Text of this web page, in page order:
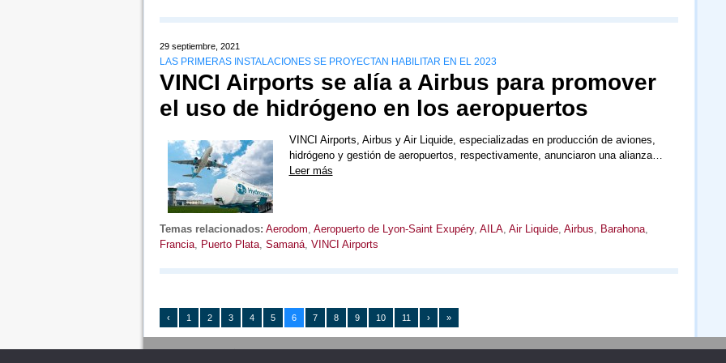
29 septiembre, 2021
LAS PRIMERAS INSTALACIONES SE PROYECTAN HABILITAR EN EL 2023
VINCI Airports se alía a Airbus para promover
el uso de hidrógeno en los aeropuertos
VINCI Airports, Airbus y Air Liquide, especializadas en producción de aviones,
hidrógeno y gestión de aeropuertos, respectivamente, anunciaron una alianza…
Leer más
Temas relacionados: Aerodom, Aeropuerto de Lyon-Saint Exupéry, AILA, Air Liquide, Airbus, Barahona,
Francia, Puerto Plata, Samaná, VINCI Airports
‹ 1 2 3 4 5 6 7 8 9 10 11 › »